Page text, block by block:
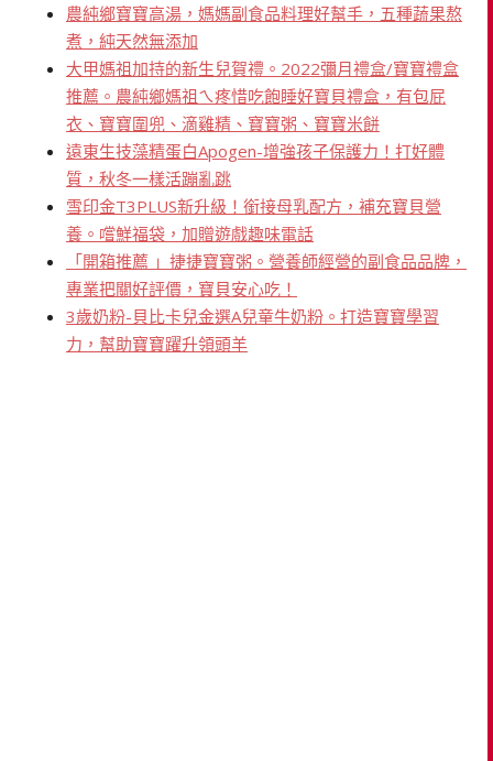
農純鄉寶寶高湯，媽媽副食品料理好幫手，五種蔬果熬
煮，純天然無添加
大甲媽祖加持的新生兒賀禮。2022彌月禮盒/寶寶禮盒
推薦。農純鄉媽祖ㄟ疼惜吃飽睡好寶貝禮盒，有包屁
衣、寶寶圍兜、滴雞精、寶寶粥、寶寶米餅
遠東生技藻精蛋白Apogen-增強孩子保護力！打好體
質，秋冬一樣活蹦亂跳
雪印金T3PLUS新升級！銜接母乳配方，補充寶貝營
養。嚐鮮福袋，加贈遊戲趣味電話
「開箱推薦 」捷捷寶寶粥。營養師經營的副食品品牌，
專業把關好評價，寶貝安心吃！
3歲奶粉-貝比卡兒金選A兒童牛奶粉。打造寶寶學習
力，幫助寶寶躍升領頭羊